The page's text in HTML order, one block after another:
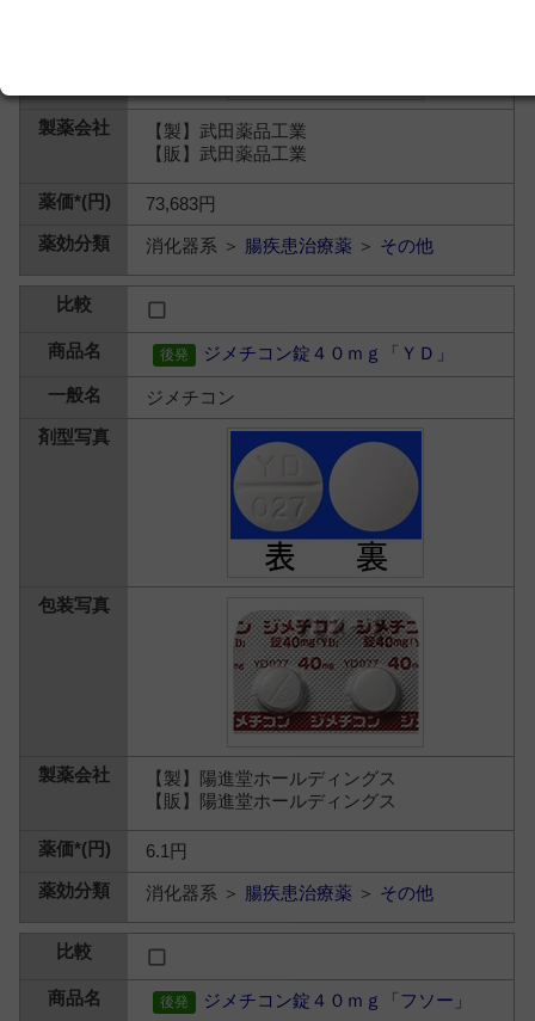
【製】武田薬品工業
【販】武田薬品工業
73,683円
消化器系 ＞ 腸疾患治療薬 ＞ その他
ジメチコン錠４０ｍｇ「ＹＤ」
ジメチコン
【製】陽進堂ホールディングス
【販】陽進堂ホールディングス
6.1円
消化器系 ＞ 腸疾患治療薬 ＞ その他
ジメチコン錠４０ｍｇ「フソー」